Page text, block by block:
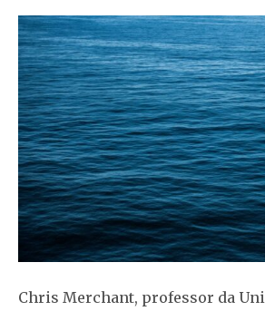
Chris Merchant, professor da